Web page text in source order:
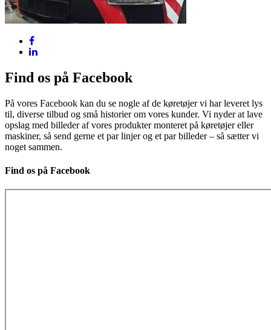
Find os på Facebook
På vores Facebook kan du se nogle af de køretøjer vi har leveret lys
til, diverse tilbud og små historier om vores kunder. Vi nyder at lave
opslag med billeder af vores produkter monteret på køretøjer eller
maskiner, så send gerne et par linjer og et par billeder – så sætter vi
noget sammen.
Find os på Facebook